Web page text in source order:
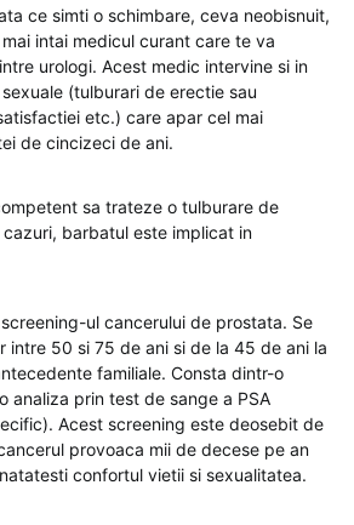
ce simti o schimbare, ceva neobisnuit,
intai medicul curant care te va
urologi. Acest medic intervine si in
(tulburari de erectie sau
etc.) care apar cel mai
de cincizeci de ani.
sa trateze o tulburare de
barbatul este implicat in
ul cancerului de prostata. Se
intre 50 si 75 de ani si de la 45 de ani la
familiale. Consta dintr-o
analiza prin test de sange a PSA
Acest screening este deosebit de
provoaca mii de decese pe an
confortul vietii si sexualitatea.